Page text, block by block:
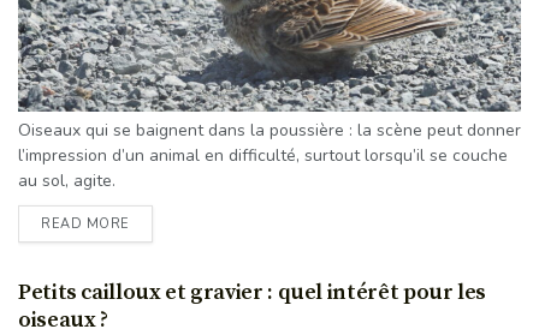
Oiseaux qui se baignent dans la poussière : la scène peut donner
l’impression d’un animal en difficulté, surtout lorsqu’il se couche
au sol, agite.
READ MORE
Petits cailloux et gravier : quel intérêt pour les
oiseaux ?